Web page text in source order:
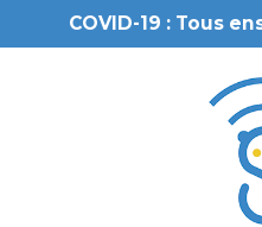
COVID-19 : Tous